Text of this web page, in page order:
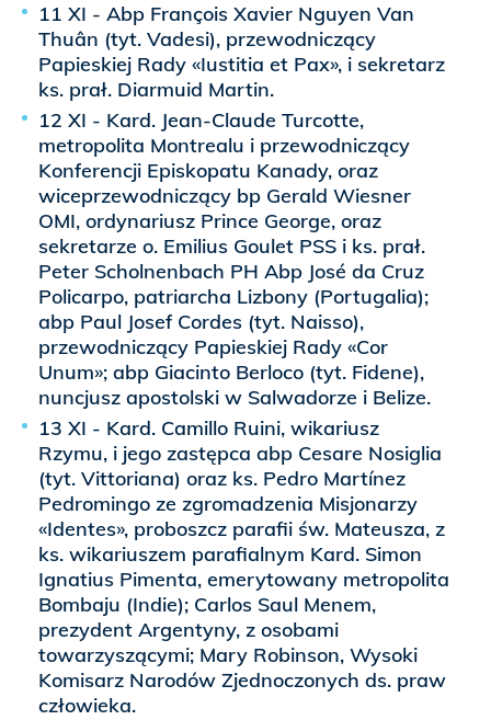
11 XI - Abp François Xavier Nguyen Van
Thuân (tyt. Vadesi), przewodniczący
Papieskiej Rady «Iustitia et Pax», i sekretarz
ks. prał. Diarmuid Martin.
12 XI - Kard. Jean-Claude Turcotte,
metropolita Montrealu i przewodniczący
Konferencji Episkopatu Kanady, oraz
wiceprzewodniczący bp Gerald Wiesner
OMI, ordynariusz Prince George, oraz
sekretarze o. Emilius Goulet PSS i ks. prał.
Peter Scholnenbach PH Abp José da Cruz
Policarpo, patriarcha Lizbony (Portugalia);
abp Paul Josef Cordes (tyt. Naisso),
przewodniczący Papieskiej Rady «Cor
Unum»; abp Giacinto Berloco (tyt. Fidene),
nuncjusz apostolski w Salwadorze i Belize.
13 XI - Kard. Camillo Ruini, wikariusz
Rzymu, i jego zastępca abp Cesare Nosiglia
(tyt. Vittoriana) oraz ks. Pedro Martínez
Pedromingo ze zgromadzenia Misjonarzy
«Identes», proboszcz parafii św. Mateusza, z
ks. wikariuszem parafialnym Kard. Simon
Ignatius Pimenta, emerytowany metropolita
Bombaju (Indie); Carlos Saul Menem,
prezydent Argentyny, z osobami
towarzyszącymi; Mary Robinson, Wysoki
Komisarz Narodów Zjednoczonych ds. praw
człowieka.